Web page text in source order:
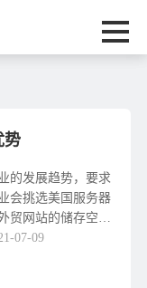
势
的发展趋势，要求
会挑选美国服务器
贸网站的储存空
国内客户热烈欢迎
07-09